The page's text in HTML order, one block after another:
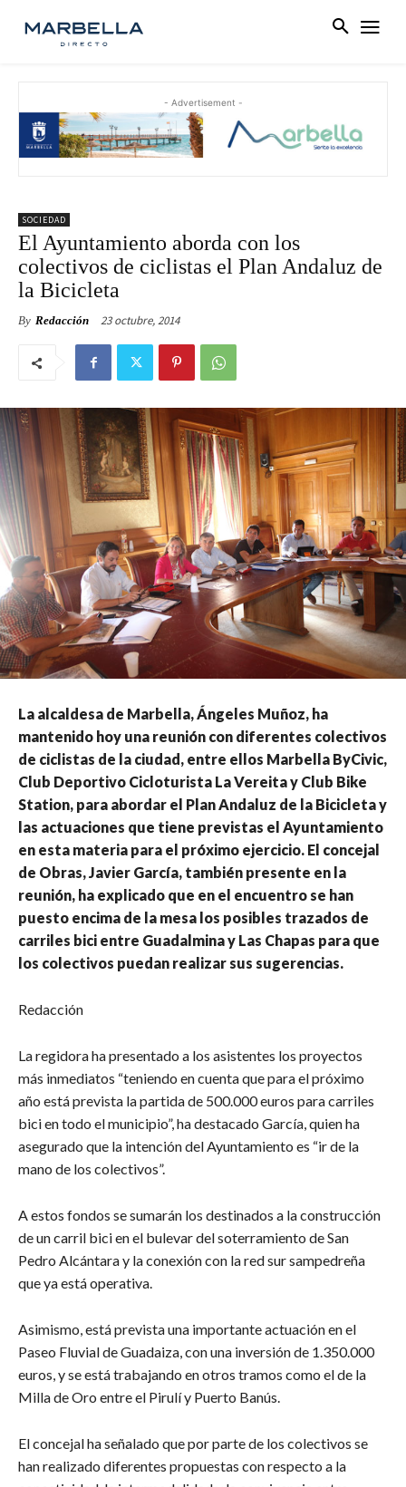
- Advertisement -
SOCIEDAD
El Ayuntamiento aborda con los
colectivos de ciclistas el Plan Andaluz de
la Bicicleta
By Redacción 23 octubre, 2014
La alcaldesa de Marbella, Ángeles Muñoz, ha
mantenido hoy una reunión con diferentes colectivos
de ciclistas de la ciudad, entre ellos Marbella ByCivic,
Club Deportivo Cicloturista La Vereita y Club Bike
Station, para abordar el Plan Andaluz de la Bicicleta y
las actuaciones que tiene previstas el Ayuntamiento
en esta materia para el próximo ejercicio. El concejal
de Obras, Javier García, también presente en la
reunión, ha explicado que en el encuentro se han
puesto encima de la mesa los posibles trazados de
carriles bici entre Guadalmina y Las Chapas para que
los colectivos puedan realizar sus sugerencias.
Redacción
La regidora ha presentado a los asistentes los proyectos
más inmediatos “teniendo en cuenta que para el próximo
año está prevista la partida de 500.000 euros para carriles
bici en todo el municipio”, ha destacado García, quien ha
asegurado que la intención del Ayuntamiento es “ir de la
mano de los colectivos”.
A estos fondos se sumarán los destinados a la construcción
de un carril bici en el bulevar del soterramiento de San
Pedro Alcántara y la conexión con la red sur sampedreña
que ya está operativa.
Asimismo, está prevista una importante actuación en el
Paseo Fluvial de Guadaiza, con una inversión de 1.350.000
euros, y se está trabajando en otros tramos como el de la
Milla de Oro entre el Pirulí y Puerto Banús.
El concejal ha señalado que por parte de los colectivos se
han realizado diferentes propuestas con respecto a la